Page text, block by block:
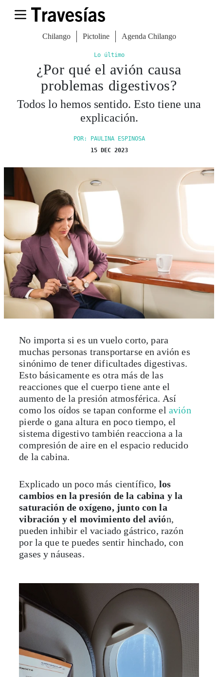
Chilango Pictoline Agenda Chilango
Lo último
¿Por qué el avión causa
problemas digestivos?
Todos lo hemos sentido. Esto tiene una
explicación.
POR: PAULINA ESPINOSA
15 DEC 2023
No importa si es un vuelo corto, para
muchas personas transportarse en avión es
sinónimo de tener dificultades digestivas.
Esto básicamente es otra más de las
reacciones que el cuerpo tiene ante el
aumento de la presión atmosférica. Así
como los oídos se tapan conforme el avión
pierde o gana altura en poco tiempo, el
sistema digestivo también reacciona a la
compresión de aire en el espacio reducido
de la cabina.
Explicado un poco más científico, los
cambios en la presión de la cabina y la
saturación de oxígeno, junto con la
vibración y el movimiento del avión,
pueden inhibir el vaciado gástrico, razón
por la que te puedes sentir hinchado, con
gases y náuseas.